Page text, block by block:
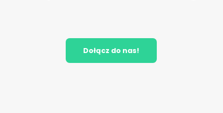
Dołącz do nas!